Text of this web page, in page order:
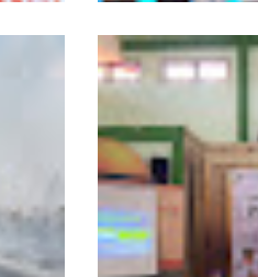
Pemprov Kalbar
Percepat